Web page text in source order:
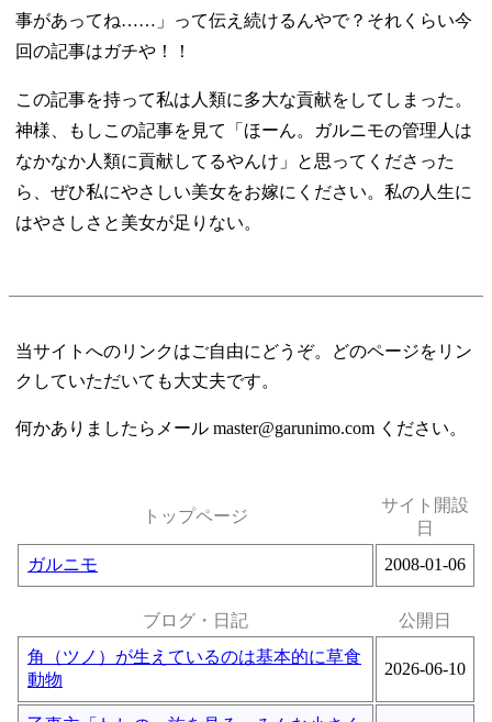
事があってね……」って伝え続けるんやで？それくらい今
回の記事はガチや！！
この記事を持って私は人類に多大な貢献をしてしまった。
神様、もしこの記事を見て「ほーん。ガルニモの管理人は
なかなか人類に貢献してるやんけ」と思ってくださった
ら、ぜひ私にやさしい美女をお嫁にください。私の人生に
はやさしさと美女が足りない。
当サイトへのリンクはご自由にどうぞ。どのページをリン
クしていただいても大丈夫です。
何かありましたらメール master@garunimo.com ください。
トップページ
サイト開設
日
ガルニモ
2008-01-06
ブログ・日記
公開日
角（ツノ）が生えているのは基本的に草食
動物
2026-06-10